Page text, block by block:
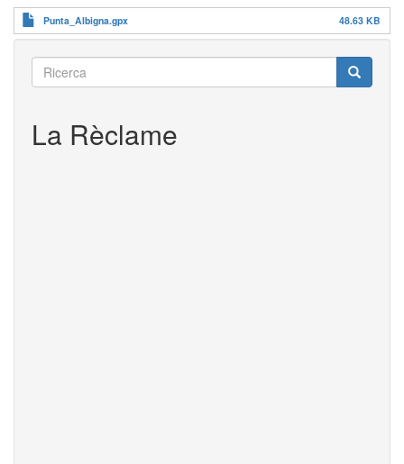
Punta_Albigna.gpx 48.63 KB
Ricerca
Ricerca Ricerca
La Rèclame